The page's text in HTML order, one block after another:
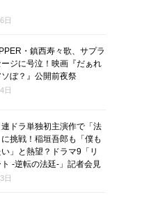
日
・鎮西寿々歌、サプラ
ジに号泣！映画『だぁれ
ぼ？』公開前夜祭
日
ドラ単独初主演作で「法
挑戦！稲垣吾郎も「僕も
」と熱望？ドラマ9「リ
-逆転の法廷-」記者会見
日